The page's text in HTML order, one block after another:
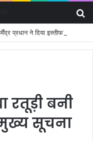
प्रधान ने दिया इस्तीफा
रतूड़ी बनी
मुख्य सूचना